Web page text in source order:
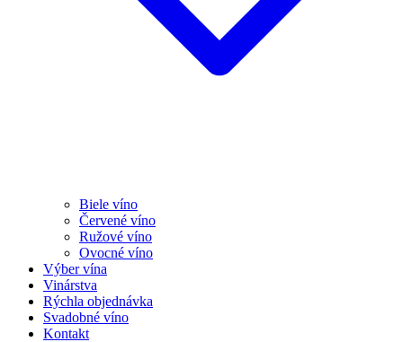
Biele víno
Červené víno
Ružové víno
Ovocné víno
Výber vína
Vinárstva
Rýchla objednávka
Svadobné víno
Kontakt